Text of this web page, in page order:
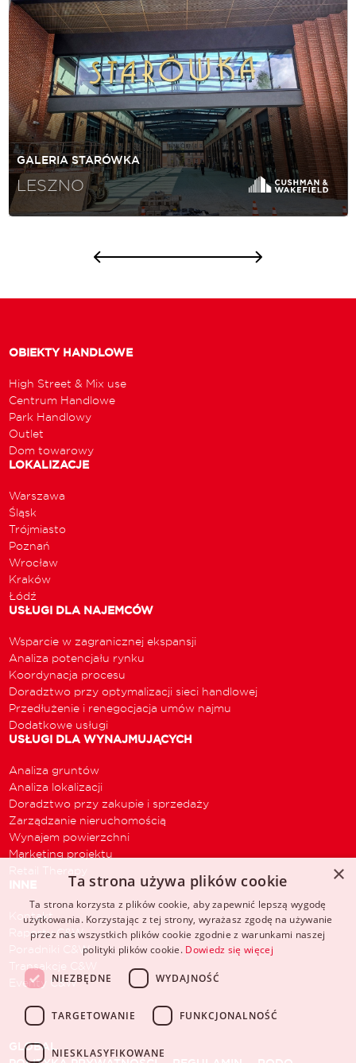
GALERIA STARÓWKA
LESZNO
OBIEKTY HANDLOWE
High Street & Mix use
Centrum Handlowe
Park Handlowy
Outlet
Dom towarowy
LOKALIZACJE
Warszawa
Śląsk
Trójmiasto
Poznań
Wrocław
Kraków
Łódź
USŁUGI DLA NAJEMCÓW
Wsparcie w zagranicznej ekspansji
Analiza potencjału rynku
Koordynacja procesu
Doradztwo przy optymalizacji sieci handlowej
Przedłużenie i renegocjacja umów najmu
Dodatkowe usługi
USŁUGI DLA WYNAJMUJĄCYCH
Analiza gruntów
Analiza lokalizacji
Doradztwo przy zakupie i sprzedaży
Zarządzanie nieruchomością
Wynajem powierzchni
Marketing projektu
Retail Therapy
INNE
Kontakt
Raporty C&W
Poradniki C&W
Transakcje C&W
Eventy C&W
GLOBAL
×
Ta strona używa plików cookie
Ta strona korzysta z plików cookie, aby zapewnić lepszą wygodę
użytkowania. Korzystając z tej strony, wyrażasz zgodę na używanie
przez nas wszystkich plików cookie zgodnie z warunkami naszej
polityki plików cookie. Dowiedz się więcej
NIEZBĘDNE WYDAJNOŚĆ
TARGETOWANIE FUNKCJONALNOŚĆ
NIESKLASYFIKOWANE